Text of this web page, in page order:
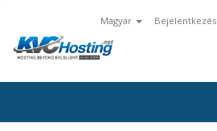
Magyar Bejelentkezés